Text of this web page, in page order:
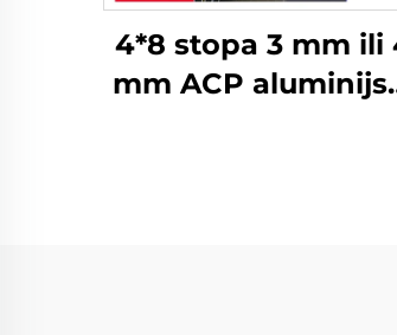
4*8 stopa 3 mm ili
mm ACP